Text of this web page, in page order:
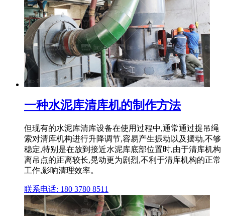
一种水泥库清库机的制作方法
但现有的水泥库清库设备在使用过程中,通常通过提吊绳
索对清库机构进行升降调节,容易产生振动以及摆动,不够
稳定,特别是在放到接近水泥库底部位置时,由于清库机构
离吊点的距离较长,晃动更为剧烈,不利于清库机构的正常
工作,影响清理效率。
联系电话: 180 3780 8511